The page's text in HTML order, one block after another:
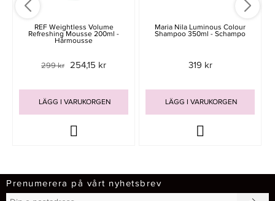
REF Weightless Volume
Refreshing Mousse 200ml -
Hårmousse
299 kr 254,15 kr
LÄGG I VARUKORGEN
Maria Nila Luminous Colour
Shampoo 350ml - Schampo
319 kr
LÄGG I VARUKORGEN
Prenumerera på vårt nyhetsbrev